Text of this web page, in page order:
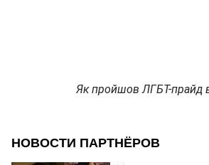
Як пройшов ЛГБТ-прайд